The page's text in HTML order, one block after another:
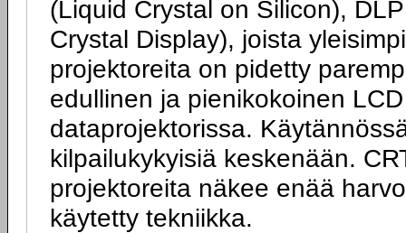
(Liquid Crystal on Silicon),
Crystal Display), joista
projektoreita on pidetty
edullinen ja pienikokoinen
dataprojektorissa.
kilpailukykyisiä keskenään.
projektoreita näkee enää
käytetty tekniikka.